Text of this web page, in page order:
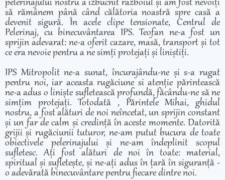
pelerinajului nostru a izbucnit razboiul și am fost nevoiți
să rămânem până când călătoria noastră spre casă a
devenit sigură. În acele clipe tensionate, Centrul de
Pelerinaj, cu binecuvântarea IPS. Teofan ne-a fost un
sprijin adevarat: ne-a oferit cazare, masă, transport și tot
ce era nevoie pentru a ne simți protejați și liniștiți.
IPS Mitropolit ne-a sunat, încurajându-ne și s-a rugat
pentru noi, iar aceasta rugăciune si atenție părintească
ne-a adus o liniște sufletească profundă, făcându-ne să ne
simțim protejați. Totodată , Părintele Mihai, ghidul
nostru, a fost alături de noi neîncetat, un sprijin constant
și un far de calm și credință în aceste momente. Datorită
grijii și rugăciunii tuturor, ne-am putut bucura de toate
obiectivele pelerinajului și ne-am îndeplinit scopul
sufletesc. Ați fost alături de noi în toate: material,
spiritual și sufletește, și ne-ați adus în țară în siguranță -
o adevărată binecuvântare pentru fiecare dintre noi.